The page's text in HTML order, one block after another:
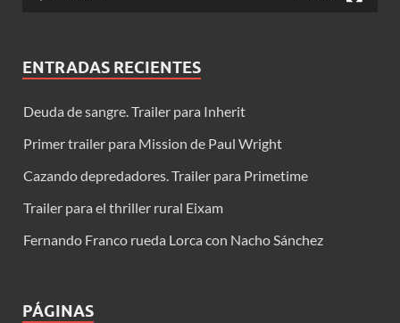
ENTRADAS RECIENTES
Deuda de sangre. Trailer para Inherit
Primer trailer para Mission de Paul Wright
Cazando depredadores. Trailer para Primetime
Trailer para el thriller rural Eixam
Fernando Franco rueda Lorca con Nacho Sánchez
PÁGINAS